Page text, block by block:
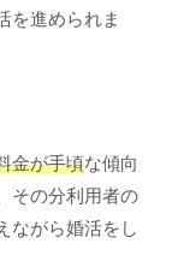
を進められま
金が手頃な傾向
その分利用者の
ながら婚活をし